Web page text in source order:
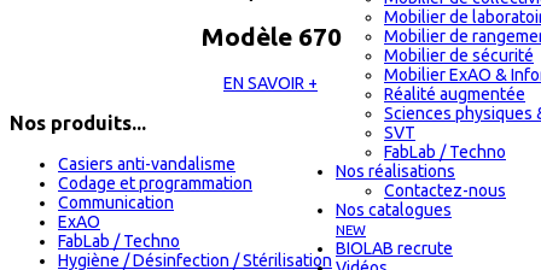
Mobilier de
Mobilier de
Mobilier de sécurité
Mobilier ExAO &
Réalité augmentée
Sciences physiques
SVT
FabLab / Techno
Nos réalisations
Contactez-nous
Nos catalogues
NEW
BIOLAB recrute
Modèle 670
EN SAVOIR +
Nos produits...
Casiers anti-vandalisme
Codage et programmation
Communication
ExAO
FabLab / Techno
Hygiène / Désinfection / Stérilisation